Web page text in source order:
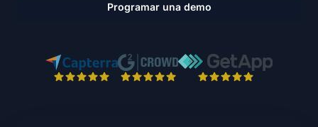
Programar una demo